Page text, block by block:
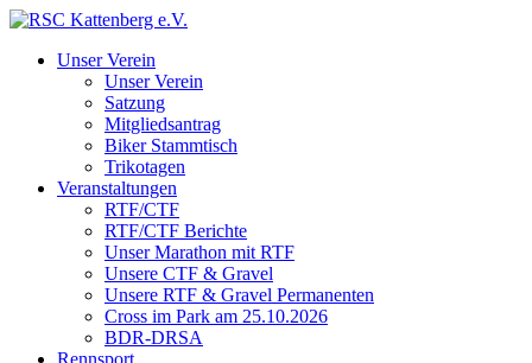
Unser Verein
Unser Verein
Satzung
Mitgliedsantrag
Biker Stammtisch
Trikotagen
Veranstaltungen
RTF/CTF
RTF/CTF Berichte
Unser Marathon mit RTF
Unsere CTF & Gravel
Unsere RTF & Gravel Permanenten
Cross im Park am 25.10.2026
BDR-DRSA
Rennsport